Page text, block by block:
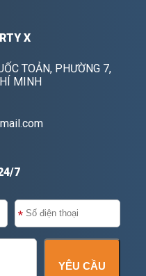
X
TOẢN, PHƯỜNG 7,
MINH
7
YÊU CẦU